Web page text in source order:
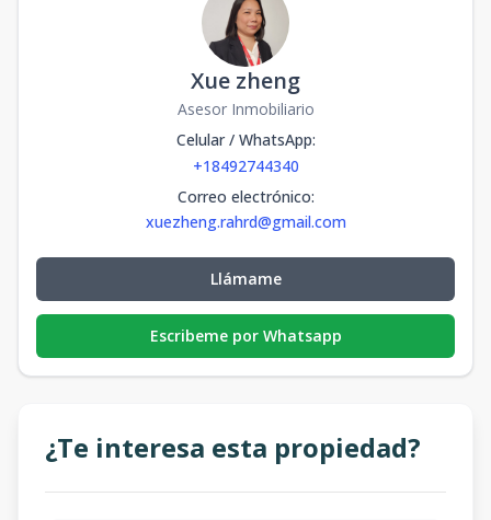
Xue zheng
Asesor Inmobiliario
Celular / WhatsApp:
+18492744340
Correo electrónico:
xuezheng.rahrd@gmail.com
Llámame
Escribeme por Whatsapp
¿Te interesa esta propiedad?